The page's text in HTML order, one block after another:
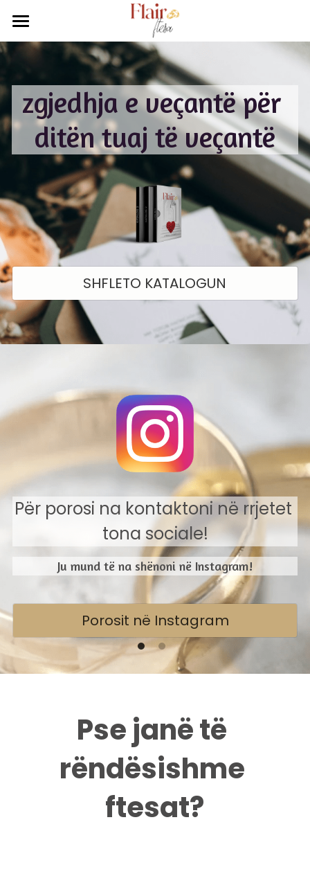
KATALOGU
All Categories
ENFA 2026
ELITE 2025
EKONOM 2025
ELA 2025
SYNET
KANAGJEGJ
RRETH NESH
KONTAKTI
POWERED BY
zgjedhja e veçantë për
ditën tuaj të veçantë
SHFLETO KATALOGUN
Për porosi na kontaktoni në rrjetet
tona sociale!
Ju mund të na shënoni në Instagram!
Porosit në Instagram
Pse janë të
rëndësishme
ftesat?
STORE CATEGORIES